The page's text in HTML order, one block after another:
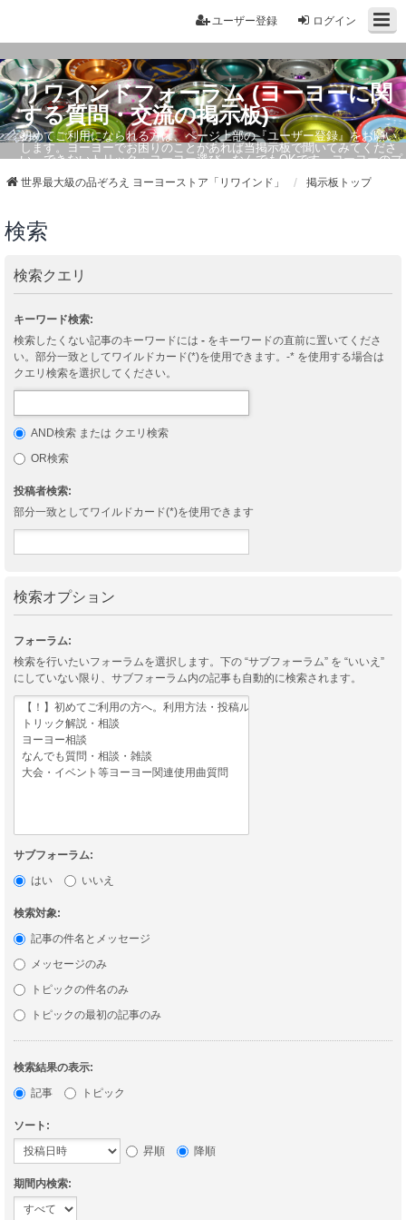
ログイン
ユーザー登録
リワインドフォーラム (ヨーヨーに関
する質問・交流の掲示板)
初めてご利用になられる方は、ページ上部の『ユーザー登録』をお願い
します。ヨーヨーでお困りのことがあれば当掲示板で聞いてみてくださ
い。できないトリック・ヨーヨー選び、なんでもOKです。ヨーヨーのプ
世界最大級の品ぞろえ ヨーヨーストア「リワインド」 掲示板トップ
検索
検索クエリ
キーワード検索:
検索したくない記事のキーワードには - をキーワードの直前に置いてくださ
い。部分一致としてワイルドカード(*)を使用できます。-* を使用する場合は
クエリ検索を選択してください。
AND検索 または クエリ検索
OR検索
投稿者検索:
部分一致としてワイルドカード(*)を使用できます
検索オプション
フォーラム:
検索を行いたいフォーラムを選択します。下の “サブフォーラム” を “いいえ”
にしていない限り、サブフォーラム内の記事も自動的に検索されます。
サブフォーラム:
はい
いいえ
検索対象:
記事の件名とメッセージ
メッセージのみ
トピックの件名のみ
トピックの最初の記事のみ
検索結果の表示:
記事
トピック
ソート:
昇順
降順
期間内検索: